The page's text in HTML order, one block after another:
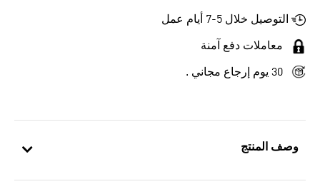
وصف المنتج
التوصيل خلال 5-7 أيام عمل
معاملات دفع آمنة